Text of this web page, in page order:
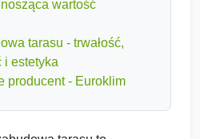
wartość
tarasu - trwałość,
i estetyka
producent - Euroklim